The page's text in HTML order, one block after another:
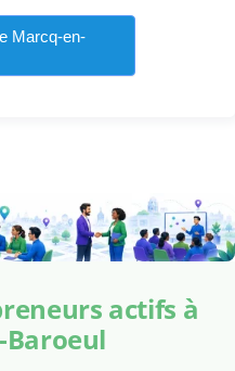
Marcq-en-
actifs à
Baroeul